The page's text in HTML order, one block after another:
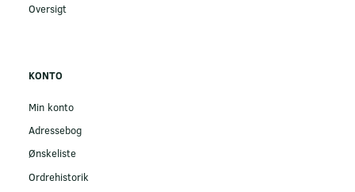
Oversigt
KONTO
Min konto
Adressebog
Ønskeliste
Ordrehistorik